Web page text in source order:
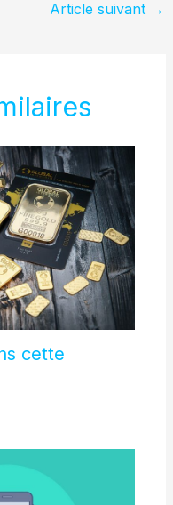
Article suivant →
cette